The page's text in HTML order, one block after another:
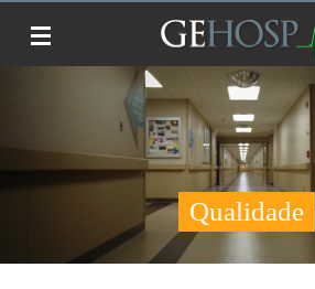
Qualidade